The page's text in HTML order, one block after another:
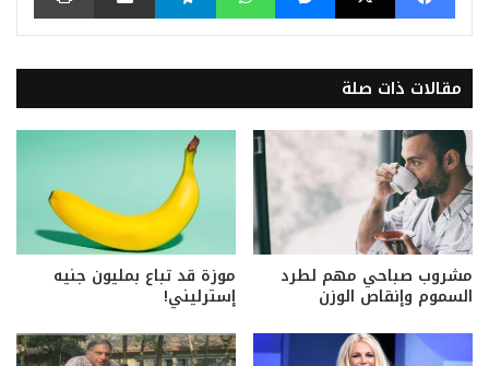
مقالات ذات صلة
مشروب صباحي مهم لطرد
السموم وإنقاص الوزن
موزة قد تباع بمليون جنيه
إسترليني!